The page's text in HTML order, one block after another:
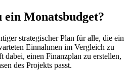
ein Monatsbudget?
strategischer Plan für alle, die ein
Einnahmen im Vergleich zu
dabei, einen Finanzplan zu erstellen,
des Projekts passt.